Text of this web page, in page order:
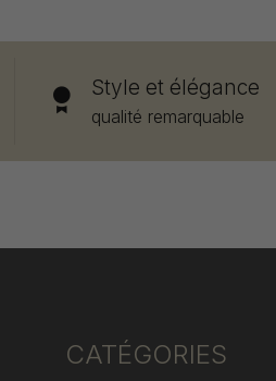
Style et élégance
qualité remarquable
CATÉGORIES